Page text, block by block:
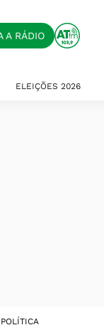
A RÁDIO
ELEIÇÕES 2026
POLÍTICA